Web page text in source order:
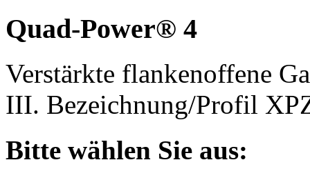
Quad-Power® 4
Verstärkte flankenoffene
III. Bezeichnung/Profil
Bitte wählen Sie aus: